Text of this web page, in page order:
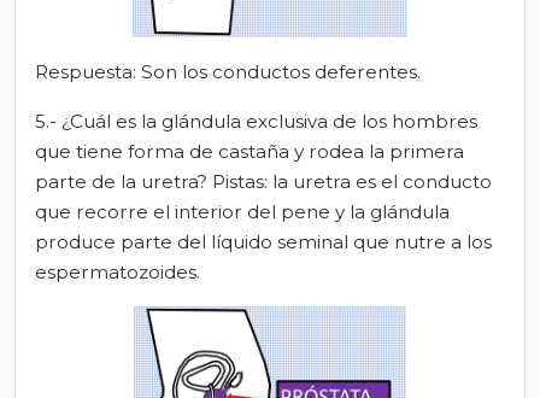
Respuesta: Son los conductos deferentes.
5.- ¿Cuál es la glándula exclusiva de los hombres
que tiene forma de castaña y rodea la primera
parte de la uretra? Pistas: la uretra es el conducto
que recorre el interior del pene y la glándula
produce parte del líquido seminal que nutre a los
espermatozoides.